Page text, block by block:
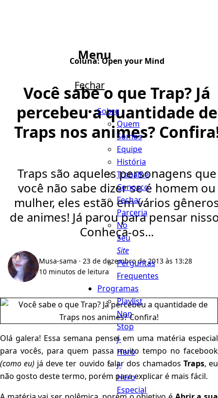
Menu
Fechar
Sobre
Quem
Somos
Equipe
História
Trabalhe
Conosco
Fechar
Parceria
No
Seu
Site
Perguntas
Frequentes
Programas
Playlist
Non
Stop
J-
Hero
J-
Hero
Especial
Coluna:Open your Mind
Você sabe o que Trap? Já
percebeu a quantidade de
Traps nos animes?
Traps são aqueles personagens que
você não sabe dizer se é homem ou
mulher, eles estão em vários
de animes! Já parou para pensar
Conheça-os...
Musa-sama · 23 de dezembro de 2013 às 13:28
10 minutos de leitura
Olá galera! Essa semana pensei em uma matéria especial
para vocês, para quem passa muito tempo no facebook
(como eu) já deve ter ouvido falar dos chamados Traps, eu
não gosto deste termo, porém para explicar é mais fácil.